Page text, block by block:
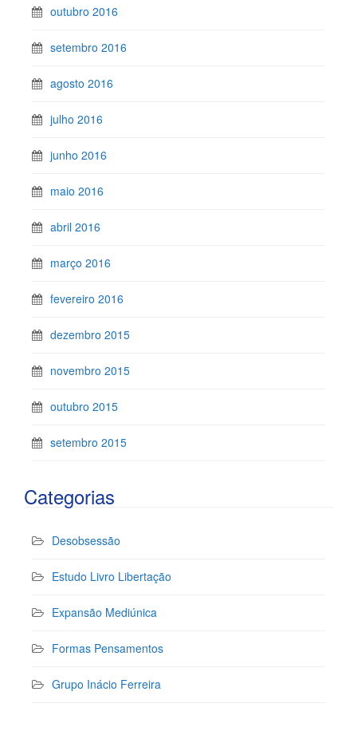
outubro 2016
setembro 2016
agosto 2016
julho 2016
junho 2016
maio 2016
abril 2016
março 2016
fevereiro 2016
dezembro 2015
novembro 2015
outubro 2015
setembro 2015
Categorias
Desobsessão
Estudo Livro Libertação
Expansão Mediúnica
Formas Pensamentos
Grupo Inácio Ferreira